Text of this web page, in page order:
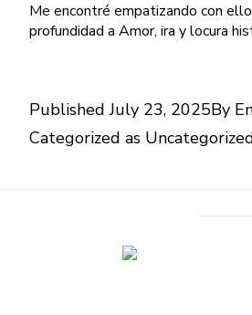
Me encontré empatizando con
profundidad a Amor, ira y locura
PublishedJuly 23, 2025By
Categorized as